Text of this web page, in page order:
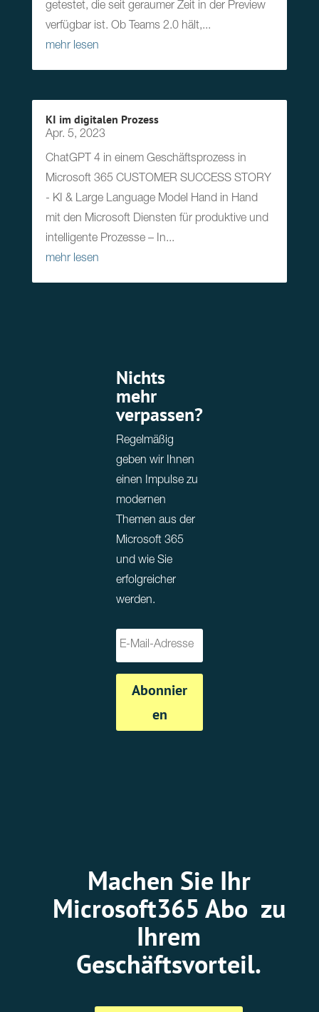
getestet, die seit geraumer Zeit in der Preview
verfügbar ist. Ob Teams 2.0 hält,...
mehr lesen
KI im digitalen Prozess
Apr. 5, 2023
ChatGPT 4 in einem Geschäftsprozess in
Microsoft 365 CUSTOMER SUCCESS STORY
- KI & Large Language Model Hand in Hand
mit den Microsoft Diensten für produktive und
intelligente Prozesse – In...
mehr lesen
Nichts
mehr
verpassen?
Regelmäßig
geben wir Ihnen
einen Impulse zu
modernen
Themen aus der
Microsoft 365
und wie Sie
erfolgreicher
werden.
Abonnier
en
Machen Sie Ihr
Microsoft365 Abo zu
Ihrem
Geschäftsvorteil.